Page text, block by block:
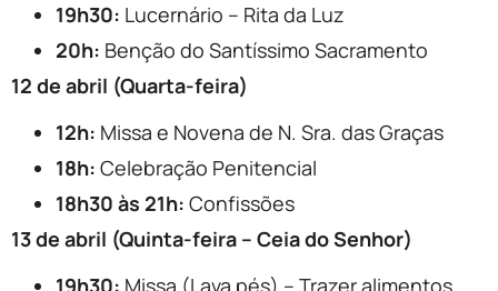
19h30: Lucernário – Rita da Luz
20h: Benção do Santíssimo Sacramento
12 de abril (Quarta-feira)
12h: Missa e Novena de N. Sra. das Graças
18h: Celebração Penitencial
18h30 às 21h: Confissões
13 de abril (Quinta-feira – Ceia do Senhor)